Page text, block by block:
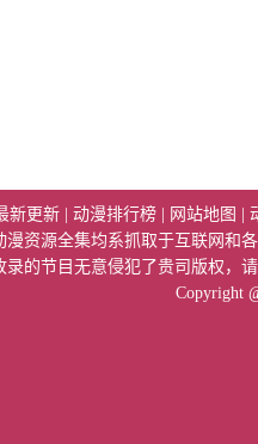
新更新 动漫排行榜 网站地图
漫资源全集均系抓取于互联网和
录的节目无意侵犯了贵司版权，
Copyright